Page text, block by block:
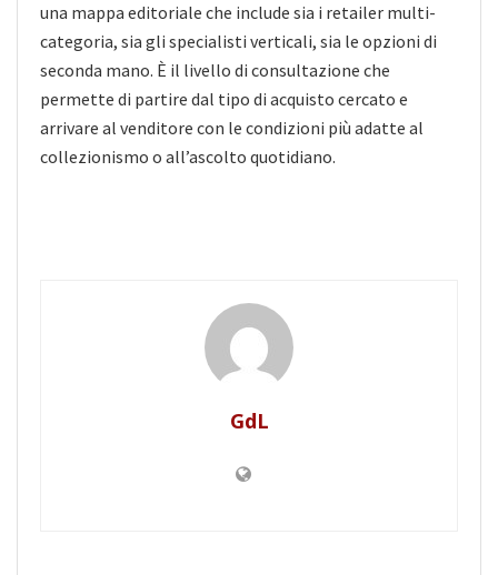
una mappa editoriale che include sia i retailer multi-
categoria, sia gli specialisti verticali, sia le opzioni di
seconda mano. È il livello di consultazione che
permette di partire dal tipo di acquisto cercato e
arrivare al venditore con le condizioni più adatte al
collezionismo o all’ascolto quotidiano.
GdL